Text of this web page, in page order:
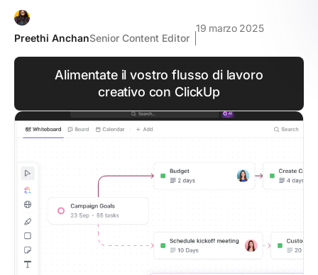
Preethi AnchanSenior Content Editor
19 marzo 2025
Alimentate il vostro flusso di lavoro
creativo con ClickUp